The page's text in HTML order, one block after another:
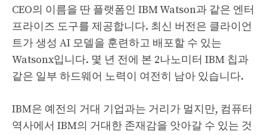
CEO의 이름을 딴 플랫폼인 IBM Watson과 같은 엔터
프라이즈 도구를 제공합니다. 최신 버전은 클라이언
트가 생성 AI 모델을 훈련하고 배포할 수 있는
Watsonx입니다. 몇 년 전에 본 2나노미터 IBM 칩과
같은 일부 하드웨어 노력이 여전히 남아 있습니다.
IBM은 예전의 거대 기업과는 거리가 멀지만, 컴퓨터
역사에서 IBM의 거대한 존재감을 앗아갈 수 있는 것